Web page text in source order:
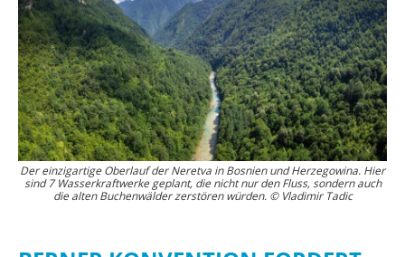
Der einzigartige Oberlauf der Neretva in Bosnien und Herzegowina. Hier
sind 7 Wasserkraftwerke geplant, die nicht nur den Fluss, sondern auch
die alten Buchenwälder zerstören würden. © Vladimir Tadic
Der im Bau befindliche Ulog-Staudamm, der die gesamte Landschaft der
oberen Neretva und ihre Artenvielfalt bedroht © Vladimir Tadic
BERNER KONVENTION FORDERT